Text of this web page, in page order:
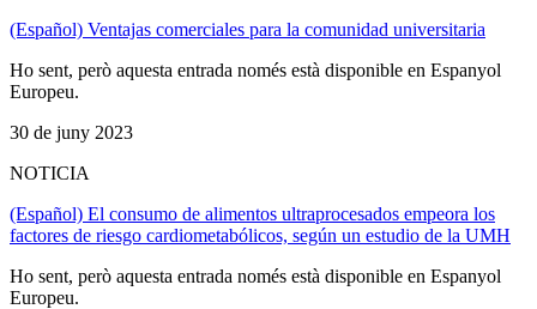
(Español) Ventajas comerciales para la comunidad universitaria
Ho sent, però aquesta entrada només està disponible en Espanyol
Europeu.
30 de juny 2023
NOTICIA
(Español) El consumo de alimentos ultraprocesados empeora los
factores de riesgo cardiometabólicos, según un estudio de la UMH
Ho sent, però aquesta entrada només està disponible en Espanyol
Europeu.